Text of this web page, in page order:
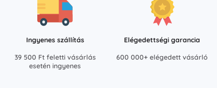
Ingyenes szállítás
39 500 Ft feletti vásárlás
esetén ingyenes
Elégedettségi garancia
600 000+ elégedett vásárló